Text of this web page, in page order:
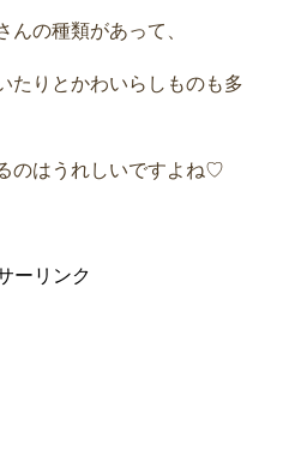
んの種類があって、
たりとかわいらしものも多
のはうれしいですよね♡
ーリンク